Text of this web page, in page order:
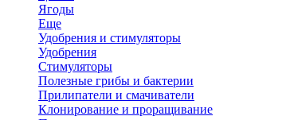
Ягоды
Еще
Удобрения и стимуляторы
Удобрения
Стимуляторы
Полезные грибы и бактерии
Прилипатели и смачиватели
Клонирование и проращивание